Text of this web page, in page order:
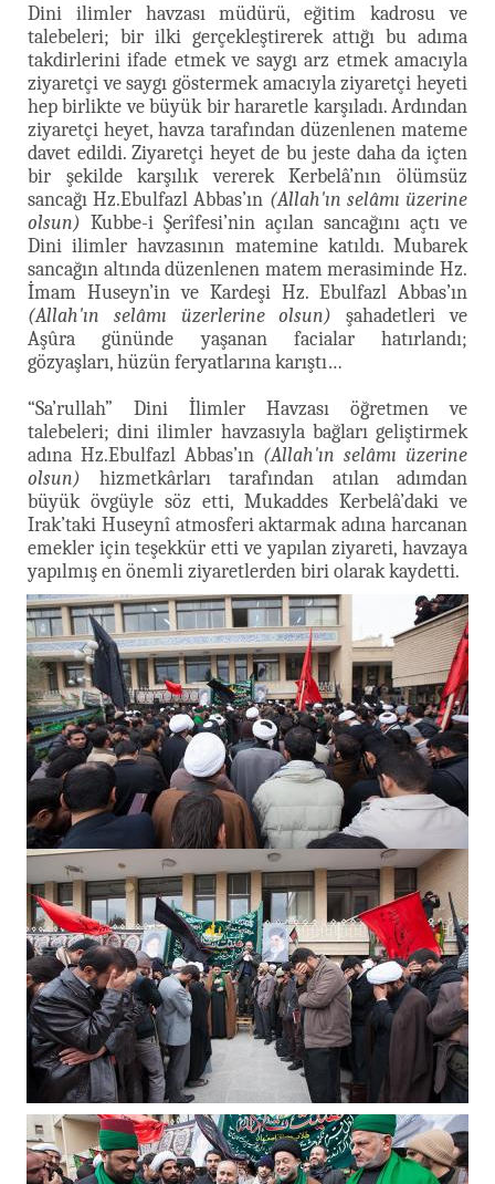
Dini ilimler havzası müdürü, eğitim kadrosu ve
talebeleri; bir ilki gerçekleştirerek attığı bu adıma
takdirlerini ifade etmek ve saygı arz etmek amacıyla
ziyaretçi ve saygı göstermek amacıyla ziyaretçi heyeti
hep birlikte ve büyük bir hararetle karşıladı. Ardından
ziyaretçi heyet, havza tarafından düzenlenen mateme
davet edildi. Ziyaretçi heyet de bu jeste daha da içten
bir şekilde karşılık vererek Kerbelâ’nın ölümsüz
sancağı Hz.Ebulfazl Abbas’ın (Allah'ın selâmı üzerine
olsun) Kubbe-i Şerîfesi’nin açılan sancağını açtı ve
Dini ilimler havzasının matemine katıldı. Mubarek
sancağın altında düzenlenen matem merasiminde Hz.
İmam Huseyn’in ve Kardeşi Hz. Ebulfazl Abbas’ın
(Allah'ın selâmı üzerlerine olsun) şahadetleri ve
Aşûra gününde yaşanan facialar hatırlandı;
gözyaşları, hüzün feryatlarına karıştı…
“Sa’rullah” Dini İlimler Havzası öğretmen ve
talebeleri; dini ilimler havzasıyla bağları geliştirmek
adına Hz.Ebulfazl Abbas’ın (Allah'ın selâmı üzerine
olsun) hizmetkârları tarafından atılan adımdan
büyük övgüyle söz etti, Mukaddes Kerbelâ’daki ve
Irak’taki Huseynî atmosferi aktarmak adına harcanan
emekler için teşekkür etti ve yapılan ziyareti, havzaya
yapılmış en önemli ziyaretlerden biri olarak kaydetti.